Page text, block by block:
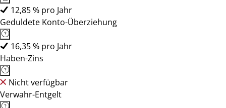
12,85 % pro Jahr
Geduldete Konto-Überziehung
16,35 % pro Jahr
Haben-Zins
Nicht verfügbar
Verwahr-Entgelt